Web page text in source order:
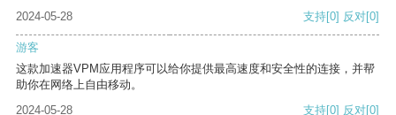
2024-05-28
支持[0] 反对[0]
游客
这款加速器VPM应用程序可以给你提供最高速度和安全性的连接，并帮
助你在网络上自由移动。
2024-05-28
支持[0] 反对[0]